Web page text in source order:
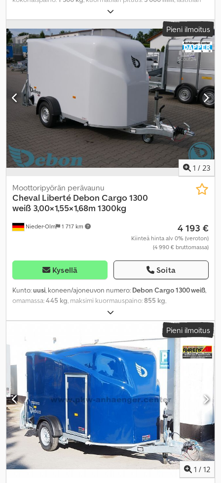
, kuormatilan korkeus:
tilavuus:8,2 m³, väri:valkoinen, rakennuskorkeus:2 020 mm,
työleveys:2 000 mm, Pieni ilmoitus
1 / 23
Nieder-Olm 1 717 km
Moottoripyörän perävaunu
Cheval Liberté Debon Cargo 1300
weiß 3,00×1,55×1,68m 1300kg
4 193 €
Kiinteä hinta alv 0% (veroton)
(4 990 € bruttomassa)
Kysellä Soita
Kunto:uusi, koneen/ajoneuvon numero: Debon Cargo 1300 weiß,
omamassa:445 kg, maksimi kuormauspaino:855 kg,
, akselikokoonpano:
akselikuorma (akseli 1):1 300 kg, kuormatilan pituus:3 000 mm,
1 560 mm
jousitus:
, väri: valkoinen,
Pieni ilmoitus
1 / 12